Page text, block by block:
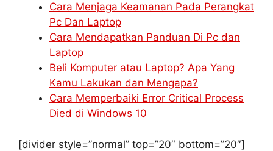
Cara Menjaga Keamanan Pada Perangkat
Pc Dan Laptop
Cara Mendapatkan Panduan Di Pc dan
Laptop
Beli Komputer atau Laptop? Apa Yang
Kamu Lakukan dan Mengapa?
Cara Memperbaiki Error Critical Process
Died di Windows 10
[divider style=”normal” top=”20″ bottom=”20″]